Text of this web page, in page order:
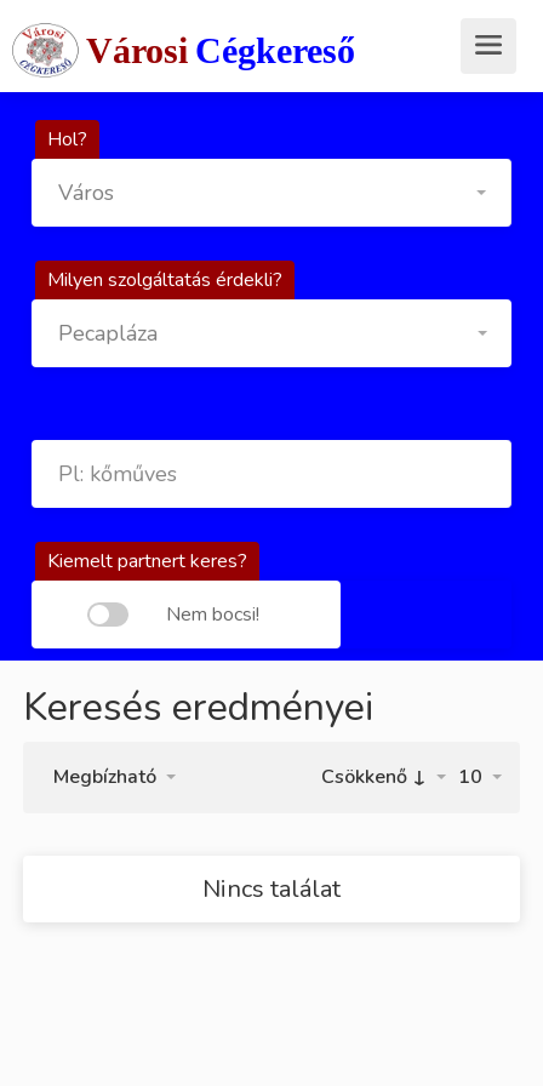
Városi Cégkereső
Hol?
Város
Milyen szolgáltatás érdekli?
Pecapláza
Kiemelt partnert keres?
Nem bocsi!
Keresés eredményei
10
Megbízható Csökkenő ↓
Nincs találat